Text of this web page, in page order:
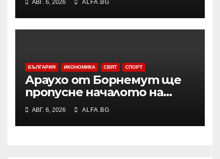
възникналия пожар в
района
АВГ. 6, 2026 ALFA.BG
БЪЛГАРИЯ ИКОНОМИКА СВЯТ СПОРТ
Араухо от Борнемут ще
пропусне началото на
сезона във Висшата лига
заради операция на лявото
бедро
АВГ. 6, 2026 ALFA.BG